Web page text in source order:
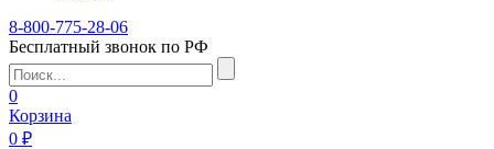
8-800-775-28-06
Бесплатный звонок по РФ
0
Корзина
0 ₽